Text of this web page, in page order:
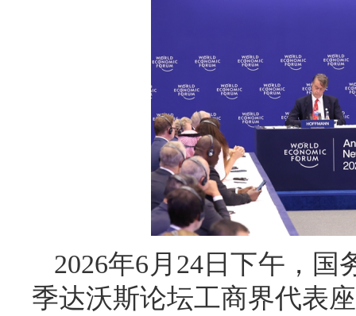
2026年6月24日下午，国
季达沃斯论坛工商界代表